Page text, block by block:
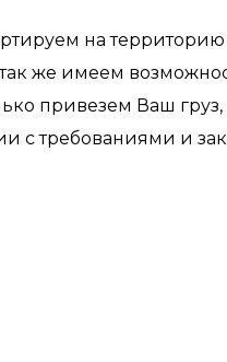
на
же имеем
привезем Ваш
с требованиями и